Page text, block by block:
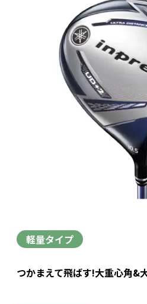
軽量タイプ
つかまえて飛ばす!大重心角&